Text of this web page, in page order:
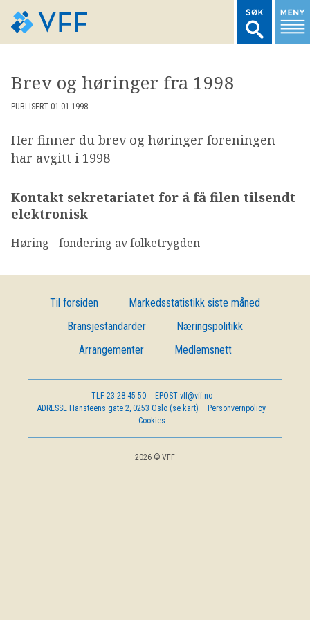
LOGG INN MEDLEMSNETT
MARKEDSSTATISTIKK
FONDSDATA
BRANSJENORMER
AKTUELT
IN ENGLISH
Brev og høringer fra 1998
PUBLISERT 01.01.1998
Her finner du brev og høringer foreningen
har avgitt i 1998
Kontakt sekretariatet for å få filen tilsendt
elektronisk
Høring - fondering av folketrygden
Til forsiden
Markedsstatistikk siste måned
Bransjestandarder
Næringspolitikk
Arrangementer
Medlemsnett
TLF 23 28 45 50 EPOST vff@vff.no
ADRESSE Hansteens gate 2, 0253 Oslo (se kart)
Personvernpolicy
Cookies
2026 © VFF